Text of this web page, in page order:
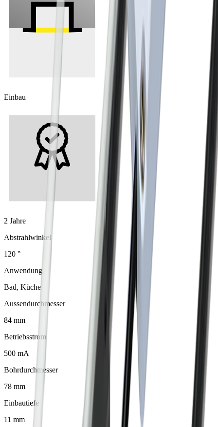
Einbau
2 Jahre
Abstrahlwinkel
120 °
Anwendung
Bad, Küche
Aussendurchmesser
84 mm
Betriebsstrom
500 mA
Bohrdurchmesser
78 mm
Einbautiefe
11 mm